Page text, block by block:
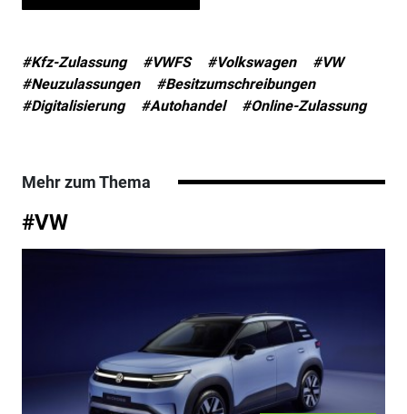
#Kfz-Zulassung #VWFS #Volkswagen
#VW
#Neuzulassungen
#Besitzumschreibungen
#Digitalisierung
#Autohandel #Online-Zulassung
Mehr zum Thema
#VW